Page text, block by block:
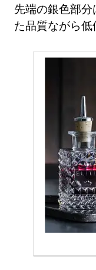
先端の銀色部
た品質ながら低